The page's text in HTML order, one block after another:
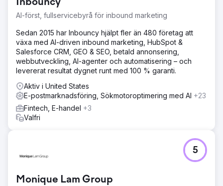
Inbouncy
AI-först, fullservicebyrå för inbound marketing
Sedan 2015 har Inbouncy hjälpt fler än 480 företag att
växa med AI-driven inbound marketing, HubSpot &
Salesforce CRM, GEO & SEO, betald annonsering,
webbutveckling, AI-agenter och automatisering – och
levererat resultat dygnet runt med 100 % garanti.
Aktiv i United States
E-postmarknadsföring, Sökmotoroptimering med AI +23
Fintech, E-handel +3
Valfri
Monique Lam Group
5